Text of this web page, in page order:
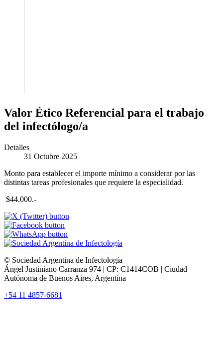
Valor Ético Referencial para el trabajo
del infectólogo/a
Detalles
31 Octubre 2025
Monto para establecer el importe mínimo a considerar por las
distintas tareas profesionales que requiere la especialidad.
$44.000.-
© Sociedad Argentina de Infectología
Ángel Justiniano Carranza 974 | CP: C1414COB | Ciudad
Autónoma de Buenos Aires, Argentina
+54 11 4857-6681